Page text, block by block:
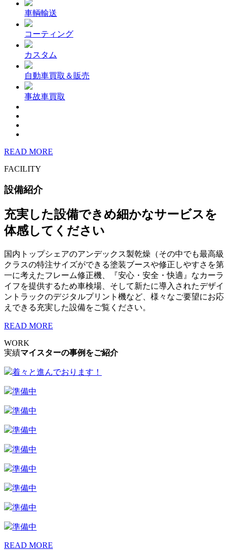
車輌輸送
コーティング
カスタム
自動車買取＆販売
事故車買取
READ MORE
FACILITY
設備紹介
充実した設備できめ細かなサービスを
体感してください
国内トップシェアのアンデックス製乾燥（その中でも最高級
クラスの特注サイズができる塗装ブースや修正しやすさを第
一に考えたフレーム修正機、『安心・安全・快適』なカーラ
イフを提供するため車検場、そして新たに導入されたデザイ
ントラックのデジタルプリント機など、様々なご要望にお応
えできる充実した設備をご覧ください。
READ MORE
WORK
実績マイスターの事例をご紹介
着々と進んでおります！
準備中
準備中
準備中
準備中
準備中
準備中
準備中
準備中
READ MORE